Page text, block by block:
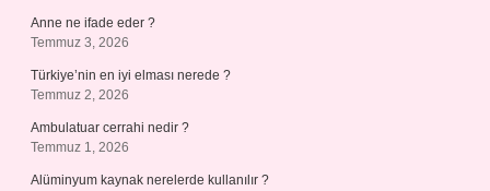
Anne ne ifade eder ?
Temmuz 3, 2026
Türkiye’nin en iyi elması nerede ?
Temmuz 2, 2026
Ambulatuar cerrahi nedir ?
Temmuz 1, 2026
Alüminyum kaynak nerelerde kullanılır ?